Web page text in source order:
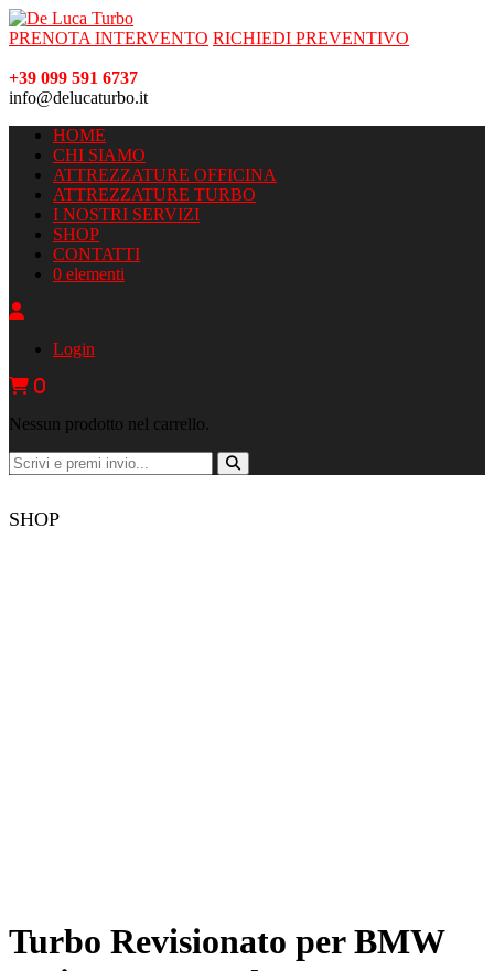
PRENOTA INTERVENTO RICHIEDI PREVENTIVO
+39 099 591 6737
info@delucaturbo.it
HOME
CHI SIAMO
ATTREZZATURE OFFICINA
ATTREZZATURE TURBO
I NOSTRI SERVIZI
SHOP
CONTATTI
0 elementi
Login
0
Nessun prodotto nel carrello.
SHOP
Turbo Revisionato per BMW